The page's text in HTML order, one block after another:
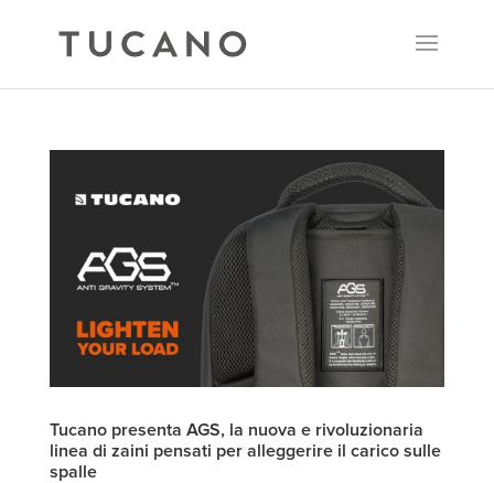
Tucano presenta AGS, la nuova e rivoluzionaria
linea di zaini pensati per alleggerire il carico sulle
spalle